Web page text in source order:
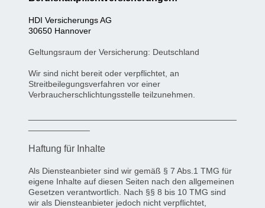
HDI Versicherungs AG
30650 Hannover
Geltungsraum der Versicherung: Deutschland
Wir sind nicht bereit oder verpflichtet, an
Streitbeilegungsverfahren vor einer
Verbraucherschlichtungsstelle teilzunehmen.
Haftung für Inhalte
Als Diensteanbieter sind wir gemäß § 7 Abs.1 TMG für
eigene Inhalte auf diesen Seiten nach den allgemeinen
Gesetzen verantwortlich. Nach §§ 8 bis 10 TMG sind
wir als Diensteanbieter jedoch nicht verpflichtet,